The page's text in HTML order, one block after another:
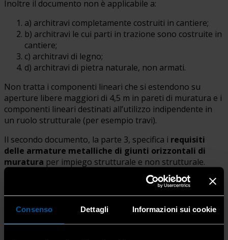
Consenso Dettagli Informazioni sui cookie
Inoltre il documento non è applicabile a:
a) architravi completamente costruiti in cantiere;
b) architravi le cui parti in trazione sono costruite in
cantiere;
c) architravi di legno;
d) architravi di pietra naturale, non armati.
Non tratta i componenti lineari che si estendono su
aperture libere maggiori di 4,5 m in pareti di muratura e i
componenti lineari destinati all’utilizzo indipendente in
un ruolo strutturale (per esempio travi).
Il secondo documento, la parte 3, specifica i requisiti
delle armature metalliche di giunti orizzontali di
muratura per impiego strutturale e non strutturale.
Qualora i prodotti siano destinati ad essere impiegati in
come rinforzo nei giunti orizzontali e non alle sue
prestazioni per i collegamenti della parete attraverso